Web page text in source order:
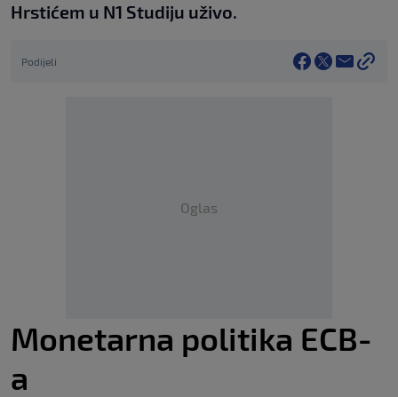
Hrstićem u N1 Studiju uživo.
Podijeli
Oglas
Monetarna politika ECB-
a